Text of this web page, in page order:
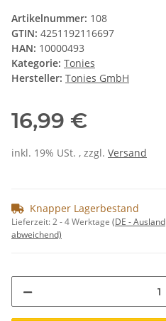
Artikelnummer: 108
GTIN: 4251192116697
HAN: 10000493
Kategorie: Tonies
Hersteller: Tonies GmbH
16,99 €
inkl. 19% USt. , zzgl. Versand
Knapper Lagerbestand
Lieferzeit:2 - 4 Werktage (DE - Ausland
abweichend)